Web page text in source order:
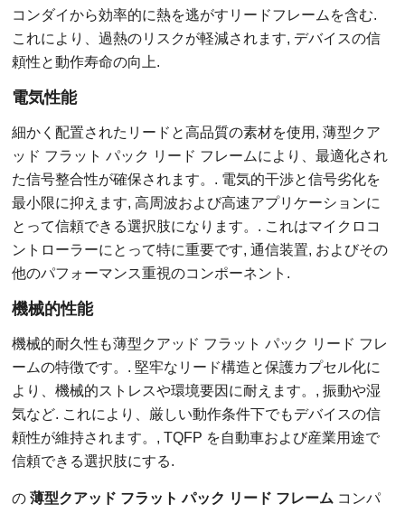
コンダイから効率的に熱を逃がすリードフレームを含む.
これにより、過熱のリスクが軽減されます, デバイスの信
頼性と動作寿命の向上.
電気性能
細かく配置されたリードと高品質の素材を使用, 薄型クア
ッド フラット パック リード フレームにより、最適化され
た信号整合性が確保されます。. 電気的干渉と信号劣化を
最小限に抑えます, 高周波および高速アプリケーションに
とって信頼できる選択肢になります。. これはマイクロコ
ントローラーにとって特に重要です, 通信装置, およびその
他のパフォーマンス重視のコンポーネント.
機械的性能
機械的耐久性も薄型クアッド フラット パック リード フレ
ームの特徴です。. 堅牢なリード構造と保護カプセル化に
より、機械的ストレスや環境要因に耐えます。, 振動や湿
気など. これにより、厳しい動作条件下でもデバイスの信
頼性が維持されます。, TQFP を自動車および産業用途で
信頼できる選択肢にする.
の薄型クアッド フラット パック リード フレーム コンパ